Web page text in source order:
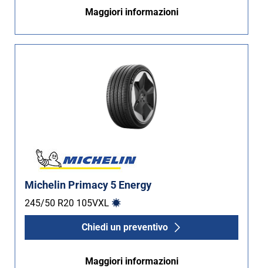
Maggiori informazioni
Michelin Primacy 5 Energy
245/50 R20 105VXL
Chiedi un preventivo
Maggiori informazioni